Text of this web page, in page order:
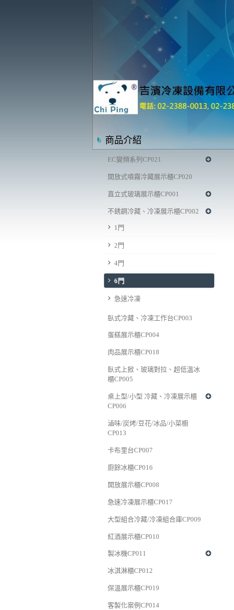
商品介紹
EC變頻系列CP021
開放式噴霧冷藏展示櫃CP020
直立式玻璃展示櫃CP001
不銹鋼冷藏、冷凍展示櫃CP002
1門
2門
4門
6門
急速冷凍
臥式冷藏、冷凍工作台CP003
蛋糕展示櫃CP004
肉品展示櫃CP018
臥式上掀、玻璃對拉、超低溫冰
櫃CP005
桌上型/小型 冷藏、冷凍展示櫃
CP006
滷味/炭烤/豆花/冰品/小菜櫥
CP013
卡布里台CP007
廚餘冰櫃CP016
開放展示櫃CP008
急速冷凍展示櫃CP017
大型組合冷藏/冷凍組合庫CP009
紅酒展示櫃CP010
製冰機CP011
冰淇淋櫃CP012
保溫展示櫃CP019
客製化案例CP014